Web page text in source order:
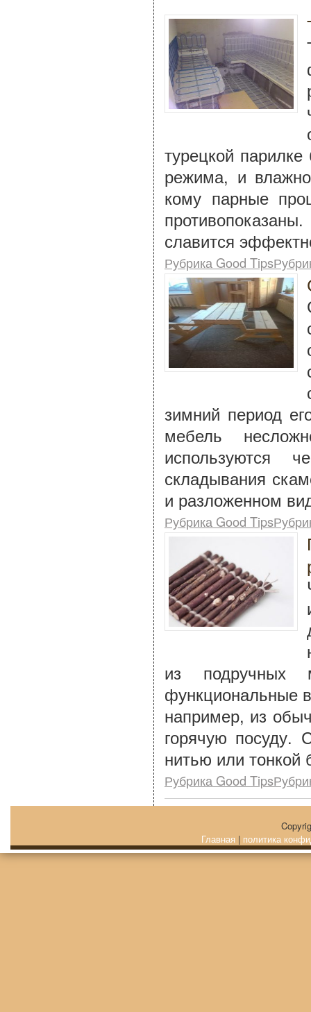
турецкой
режима, и
кому парные
славится
Рубрика Good
зимний период
мебель
используются
складывания
и разложенном
Рубрика Good
из подручных
функциональные
например, из
горячую посуду.
нитью или
Рубрика Good
Главная | политика